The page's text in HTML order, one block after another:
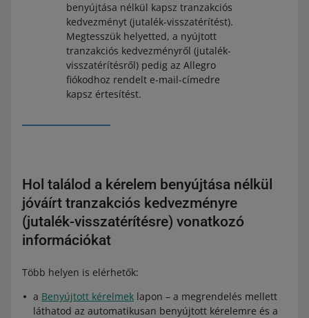
benyújtása nélkül kapsz tranzakciós
kedvezményt (jutalék-visszatérítést).
Megtesszük helyetted, a nyújtott
tranzakciós kedvezményről (jutalék-
visszatérítésről) pedig az Allegro
fiókodhoz rendelt e-mail-címedre
kapsz értesítést.
Hol találod a kérelem benyújtása nélkül
jóváírt tranzakciós kedvezményre
(jutalék-visszatérítésre) vonatkozó
információkat
Több helyen is elérhetők:
a Benyújtott kérelmek lapon – a megrendelés mellett
láthatod az automatikusan benyújtott kérelemre és a